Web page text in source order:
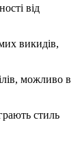
від
викидів,
можливо в
стиль